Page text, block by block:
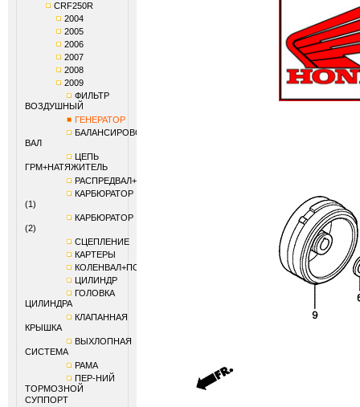
CRF250R
2004
2005
2006
2007
2008
2009
ФИЛЬТР
ВОЗДУШНЫЙ
ГЕНЕРАТОР
БАЛАНСИРОВОЧНЫЙ
ВАЛ
ЦЕПЬ
ГРМ+НАТЯЖИТЕЛЬ
РАСПРЕДВАЛ+КЛАПАНЫ
КАРБЮРАТОР
(1)
КАРБЮРАТОР
(2)
СЦЕПЛЕНИЕ
КАРТЕРЫ
КОЛЕНВАЛ+ПОРШЕНЬ
ЦИЛИНДР
ГОЛОВКА
ЦИЛИНДРА
КЛАПАННАЯ
КРЫШКА
ВЫХЛОПНАЯ
СИСТЕМА
РАМА
ПЕР-НИЙ
ТОРМОЗНОЙ
СУППОРТ